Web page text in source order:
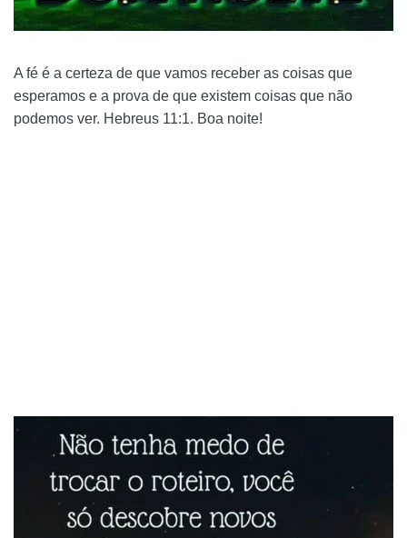
A fé é a certeza de que vamos receber as coisas que
esperamos e a prova de que existem coisas que não
podemos ver. Hebreus 11:1. Boa noite!